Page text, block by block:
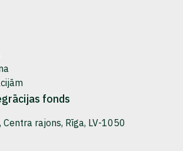
fonds
rajons, Rīga, LV-1050